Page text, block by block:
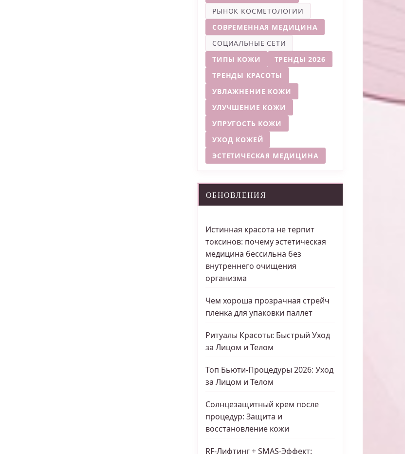
РЫНОК КОСМЕТОЛОГИИ
СОВРЕМЕННАЯ МЕДИЦИНА
СОЦИАЛЬНЫЕ СЕТИ
ТИПЫ КОЖИ
ТРЕНДЫ 2026
ТРЕНДЫ КРАСОТЫ
УВЛАЖНЕНИЕ КОЖИ
УЛУЧШЕНИЕ КОЖИ
УПРУГОСТЬ КОЖИ
УХОД КОЖЕЙ
ЭСТЕТИЧЕСКАЯ МЕДИЦИНА
ОБНОВЛЕНИЯ
Истинная красота не терпит
токсинов: почему эстетическая
медицина бессильна без
внутреннего очищения
организма
Чем хороша прозрачная стрейч
пленка для упаковки паллет
Ритуалы Красоты: Быстрый Уход
за Лицом и Телом
Топ Бьюти-Процедуры 2026: Уход
за Лицом и Телом
Солнцезащитный крем после
процедур: Защита и
восстановление кожи
RF-Лифтинг + SMAS-Эффект: